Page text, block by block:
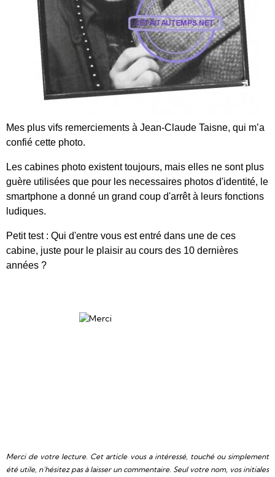
Mes plus vifs remerciements à Jean-Claude Taisne, qui m’a
confié cette photo.
Les cabines photo existent toujours, mais elles ne sont plus
guère utilisées que pour les necessaires photos d'identité, le
smartphone a donné un grand coup d'arrêt à leurs fonctions
ludiques.
Petit test : Qui d'entre vous est entré dans une de ces
cabine, juste pour le plaisir au cours des 10 dernières
années ?
Merci de votre lecture. Cet article vous a intéressé, touché ou simplement
été utile, n’hésitez pas à laisser un commentaire. Seul votre nom, vos initiales